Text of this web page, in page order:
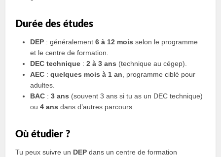
Durée des études
DEP : généralement6 à 12 mois selon le programme
et le centre de formation.
DEC technique :2 à 3 ans (technique au cégep).
AEC :quelques mois à 1 an , programme ciblé pour
adultes.
BAC :3 ans (souvent 3 ans si tu as un DEC technique)
ou4 ans dans d’autres parcours.
Où étudier ?
Tu peux suivre un DEP dans un centre de formation